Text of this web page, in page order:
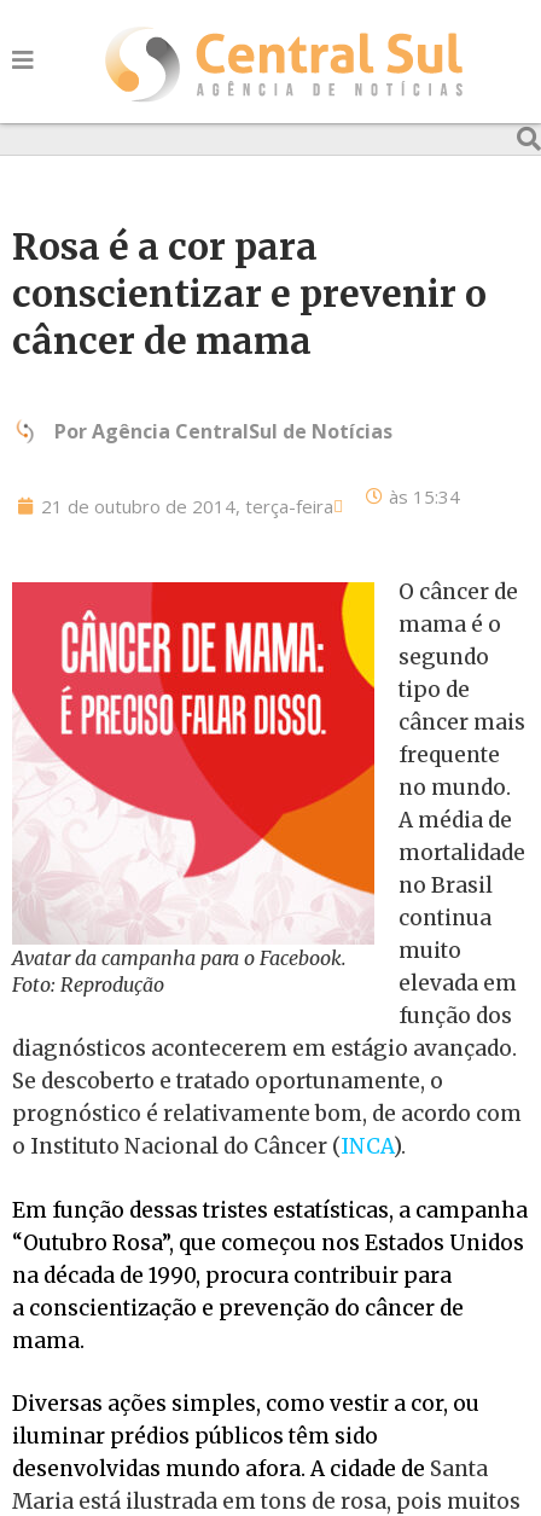
Rosa é a cor para
conscientizar e prevenir o
câncer de mama
PorAgência CentralSul de Notícias
21 de outubro de 2014, terça-feira às 15:34
Avatar da campanha para o Facebook.
Foto: Reprodução
O câncer de
mama é o
segundo
tipo de
câncer mais
frequente
no mundo.
A média de
mortalidade
no Brasil
continua
muito
elevada em
função dos
diagnósticos acontecerem em estágio avançado.
Se descoberto e tratado oportunamente, o
prognóstico é relativamente bom, de acordo com
o Instituto Nacional do Câncer (INCA).
Em função dessas tristes estatísticas, a campanha
“Outubro Rosa”, que começou nos Estados Unidos
na década de 1990, procura contribuir para
a conscientização e prevenção do câncer de
mama.
Diversas ações simples, como vestir a cor, ou
iluminar prédios públicos têm sido
desenvolvidas mundo afora. A cidade de Santa
Maria está ilustrada em tons de rosa, pois muitos